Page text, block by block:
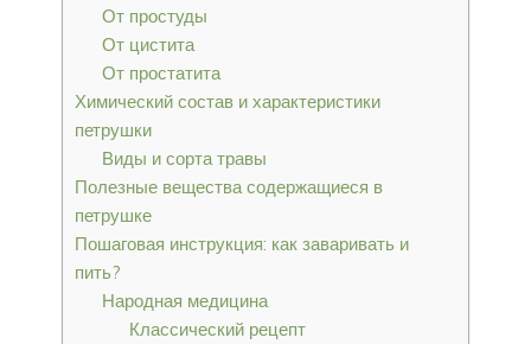
От простуды
От цистита
От простатита
Химический состав и характеристики
петрушки
Виды и сорта травы
Полезные вещества содержащиеся в
петрушке
Пошаговая инструкция: как заваривать и
пить?
Народная медицина
Классический рецепт